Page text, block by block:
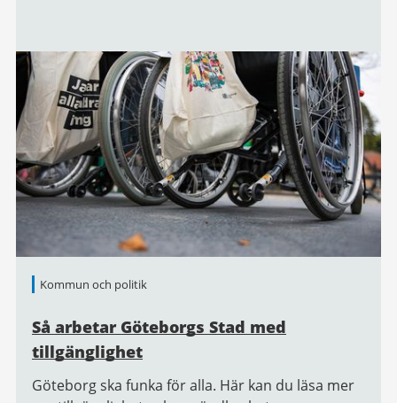
Kommun och politik
Så arbetar Göteborgs Stad med
tillgänglighet
Göteborg ska funka för alla. Här kan du läsa mer